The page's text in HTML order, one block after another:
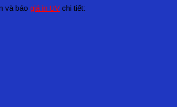
và báo giá in UV chi tiết: